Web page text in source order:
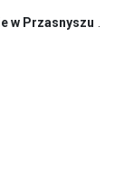
w Przasnyszu